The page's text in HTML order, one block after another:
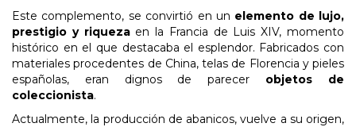
Este complemento, se convirtió en un elemento de lujo,
prestigio y riquezaen la Francia de Luis XIV, momento
histórico en el que destacaba el esplendor. Fabricados con
materiales procedentes de China, telas de Florencia y pieles
españolas, eran dignos de parecer objetos de
coleccionista.
Actualmente, la producción de abanicos, vuelve a su origen,